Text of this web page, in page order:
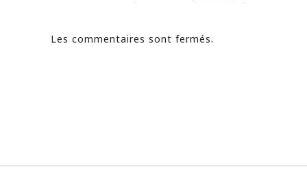
Les commentaires sont fermés.